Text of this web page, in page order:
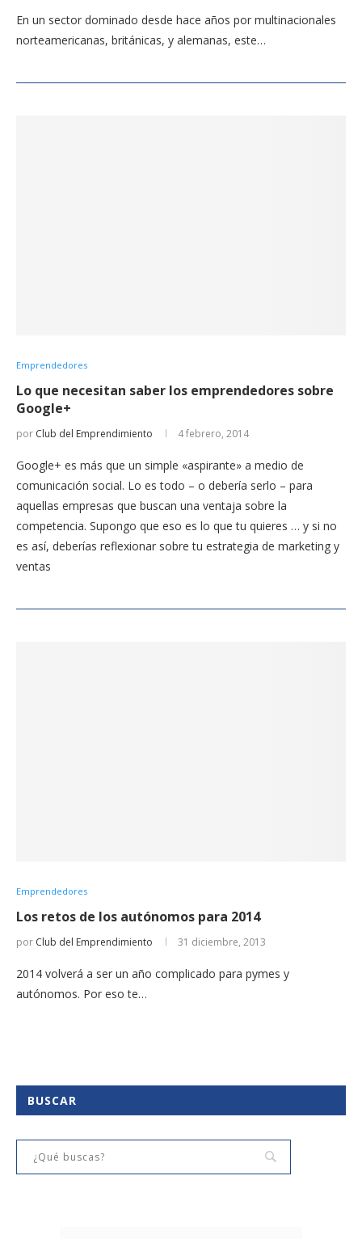
En un sector dominado desde hace años por multinacionales
norteamericanas, británicas, y alemanas, este…
Emprendedores
Lo que necesitan saber los emprendedores sobre
Google+
por Club del Emprendimiento 4 febrero, 2014
Google+ es más que un simple «aspirante» a medio de
comunicación social. Lo es todo – o debería serlo – para
aquellas empresas que buscan una ventaja sobre la
competencia. Supongo que eso es lo que tu quieres … y si no
es así, deberías reflexionar sobre tu estrategia de marketing y
ventas
Emprendedores
Los retos de los autónomos para 2014
por Club del Emprendimiento 31 diciembre, 2013
2014 volverá a ser un año complicado para pymes y
autónomos. Por eso te…
BUSCAR